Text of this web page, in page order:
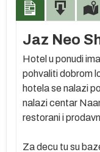
Jaz Neo
Hotel u ponudi
pohvaliti dobrom
hotela se nalazi
nalazi centar
restorani i
Za decu tu su